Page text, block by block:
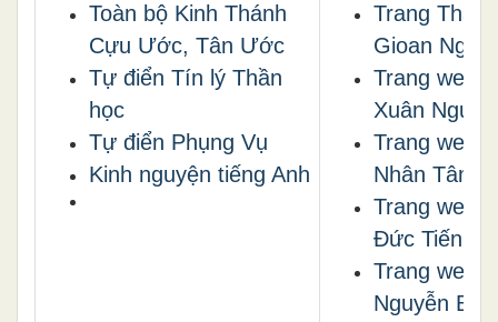
Toàn bộ Kinh Thánh
Cựu Ước, Tân Ước
Tự điển Tín lý Thần
học
Tự điển Phụng Vụ
Kinh nguyện tiếng Anh
Trang
Gioan
Trang web
Xuân
Trang web
Nhân Tâm
Trang web
Đức Tiến
Trang web
Nguyễn Bá